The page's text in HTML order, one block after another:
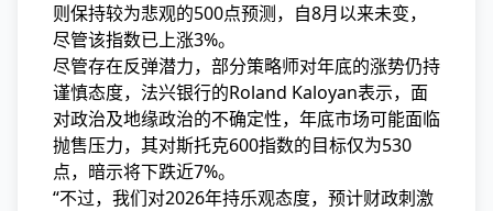
则保持较为悲观的500点预测，自8月以来未变，
尽管该指数已上涨3%。
尽管存在反弹潜力，部分策略师对年底的涨势仍持
谨慎态度，法兴银行的Roland Kaloyan表示，面
对政治及地缘政治的不确定性，年底市场可能面临
抛售压力，其对斯托克600指数的目标仅为530
点，暗示将下跌近7%。
“不过，我们对2026年持乐观态度，预计财政刺激